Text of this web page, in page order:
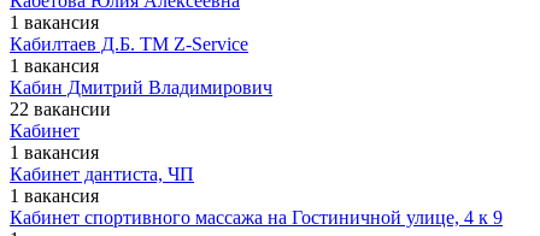
1 вакансия
Кабилтаев Д.Б. TM Z-Service
1 вакансия
Кабин Дмитрий Владимирович
22 вакансии
Кабинет
1 вакансия
Кабинет дантиста, ЧП
1 вакансия
Кабинет спортивного массажа на Гостиничной улице, 4 к 9